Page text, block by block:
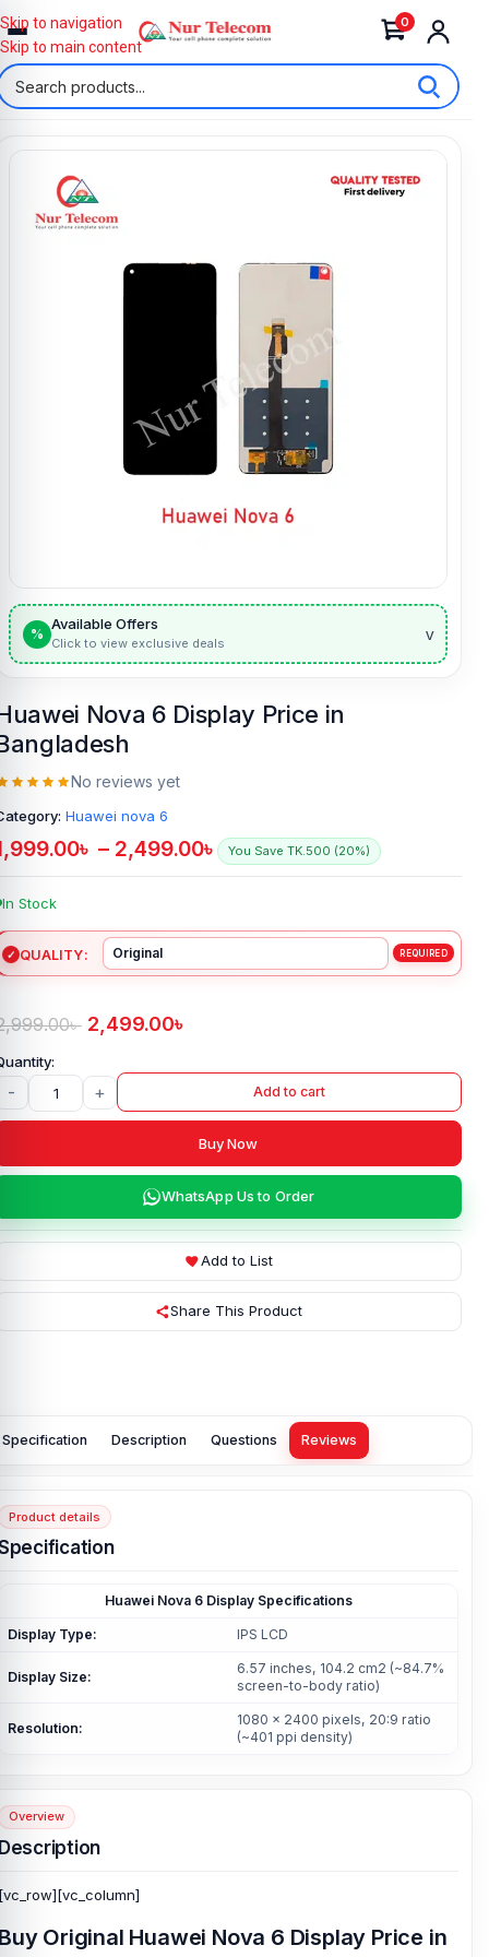
0
Skip to navigation
Skip to main content
%
Available Offers
Click to view exclusive deals v
Nova 6 Display Price in
No reviews yet
Huawei nova 6
৳ – 2,499.00৳ You Save TK.500 (20%)
In Stock
QUALITY
৳ 2,499.00৳
- + Add to cart
Buy Now
WhatsApp Us to Order
Add to List
Share This Product
Specification Description Questions Reviews
Product details
Huawei Nova 6 Display Specifications
Display Type: IPS LCD
Display Size:
6.57 inches, 104.2 cm2 (~84.7%
screen-to-body ratio)
Resolution:
1080 x 2400 pixels, 20:9 ratio
(~401 ppi density)
Overview
Original Huawei Nova 6 Display Price in